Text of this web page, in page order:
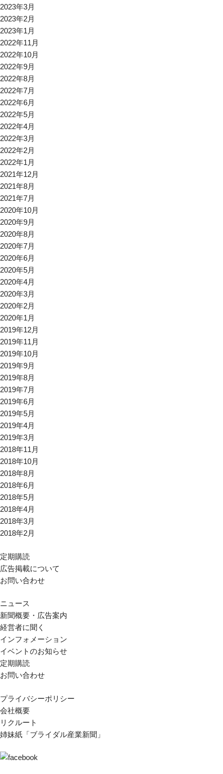
2023年3月
2023年2月
2023年1月
2022年11月
2022年10月
2022年9月
2022年8月
2022年7月
2022年6月
2022年5月
2022年4月
2022年3月
2022年2月
2022年1月
2021年12月
2021年8月
2021年7月
2020年10月
2020年9月
2020年8月
2020年7月
2020年6月
2020年5月
2020年4月
2020年3月
2020年2月
2020年1月
2019年12月
2019年11月
2019年10月
2019年9月
2019年8月
2019年7月
2019年6月
2019年5月
2019年4月
2019年3月
2018年11月
2018年10月
2018年8月
2018年6月
2018年5月
2018年4月
2018年3月
2018年2月
定期購読
広告掲載について
お問い合わせ
ニュース
新聞概要・広告案内
経営者に聞く
インフォメーション
イベントのお知らせ
定期購読
お問い合わせ
プライバシーポリシー
会社概要
リクルート
姉妹紙「ブライダル産業新聞」